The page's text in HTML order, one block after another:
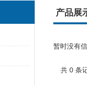
产品展
暂时没有
共 0 条